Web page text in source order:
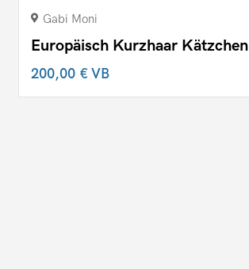
Gabi Moni
Europäisch Kurzhaar Kätzchen
200,00 €VB